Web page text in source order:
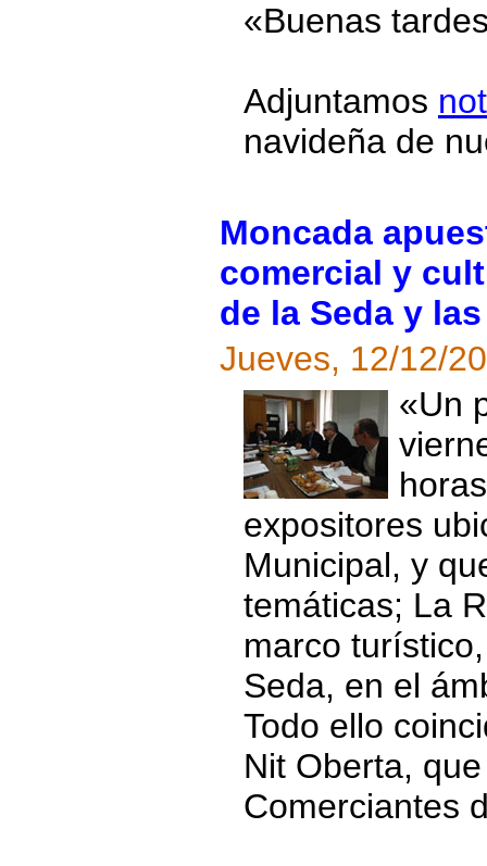
«Buenas
Adjuntamos
navideña de
Moncada
comercial y
de la Seda y
Jueves, 12/12/
«Un
expositores
Municipal, y
temáticas; La
marco
Seda, en el
Todo ello
Nit Oberta,
Comerciantes